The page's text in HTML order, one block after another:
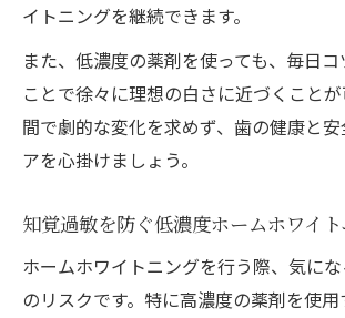
イトニングを継続できます。
また、低濃度の薬剤を使っても、毎日
ことで徐々に理想の白さに近づくこと
間で劇的な変化を求めず、歯の健康と
アを心掛けましょう。
知覚過敏を防ぐ低濃度ホームホワイ
ホームホワイトニングを行う際、気に
のリスクです。特に高濃度の薬剤を使